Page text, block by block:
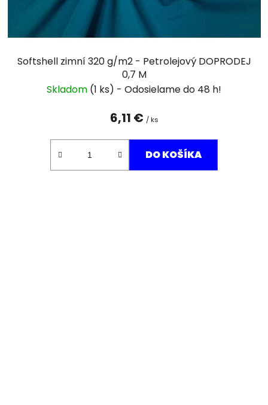
Softshell zimní 320 g/m2 - Petrolejový DOPRODEJ
0,7 M
Skladom (1 ks)
6,11 € / ks
DO KOŠÍKA